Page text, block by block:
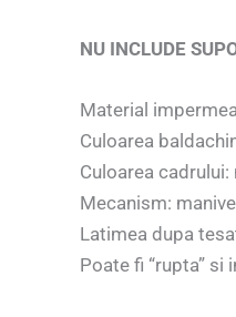
NU INCLUDE
Material
Culoarea
Culoarea
Mecanism:
Latimea dupa
Poate fi “rupta” si